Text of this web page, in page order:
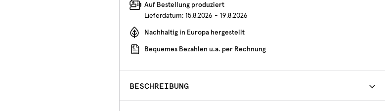
Auf Bestellung produziert
Lieferdatum: 15.8.2026 - 19.8.2026
Nachhaltig in Europa hergestellt
Bequemes Bezahlen u.a. per Rechnung
BESCHREIBUNG